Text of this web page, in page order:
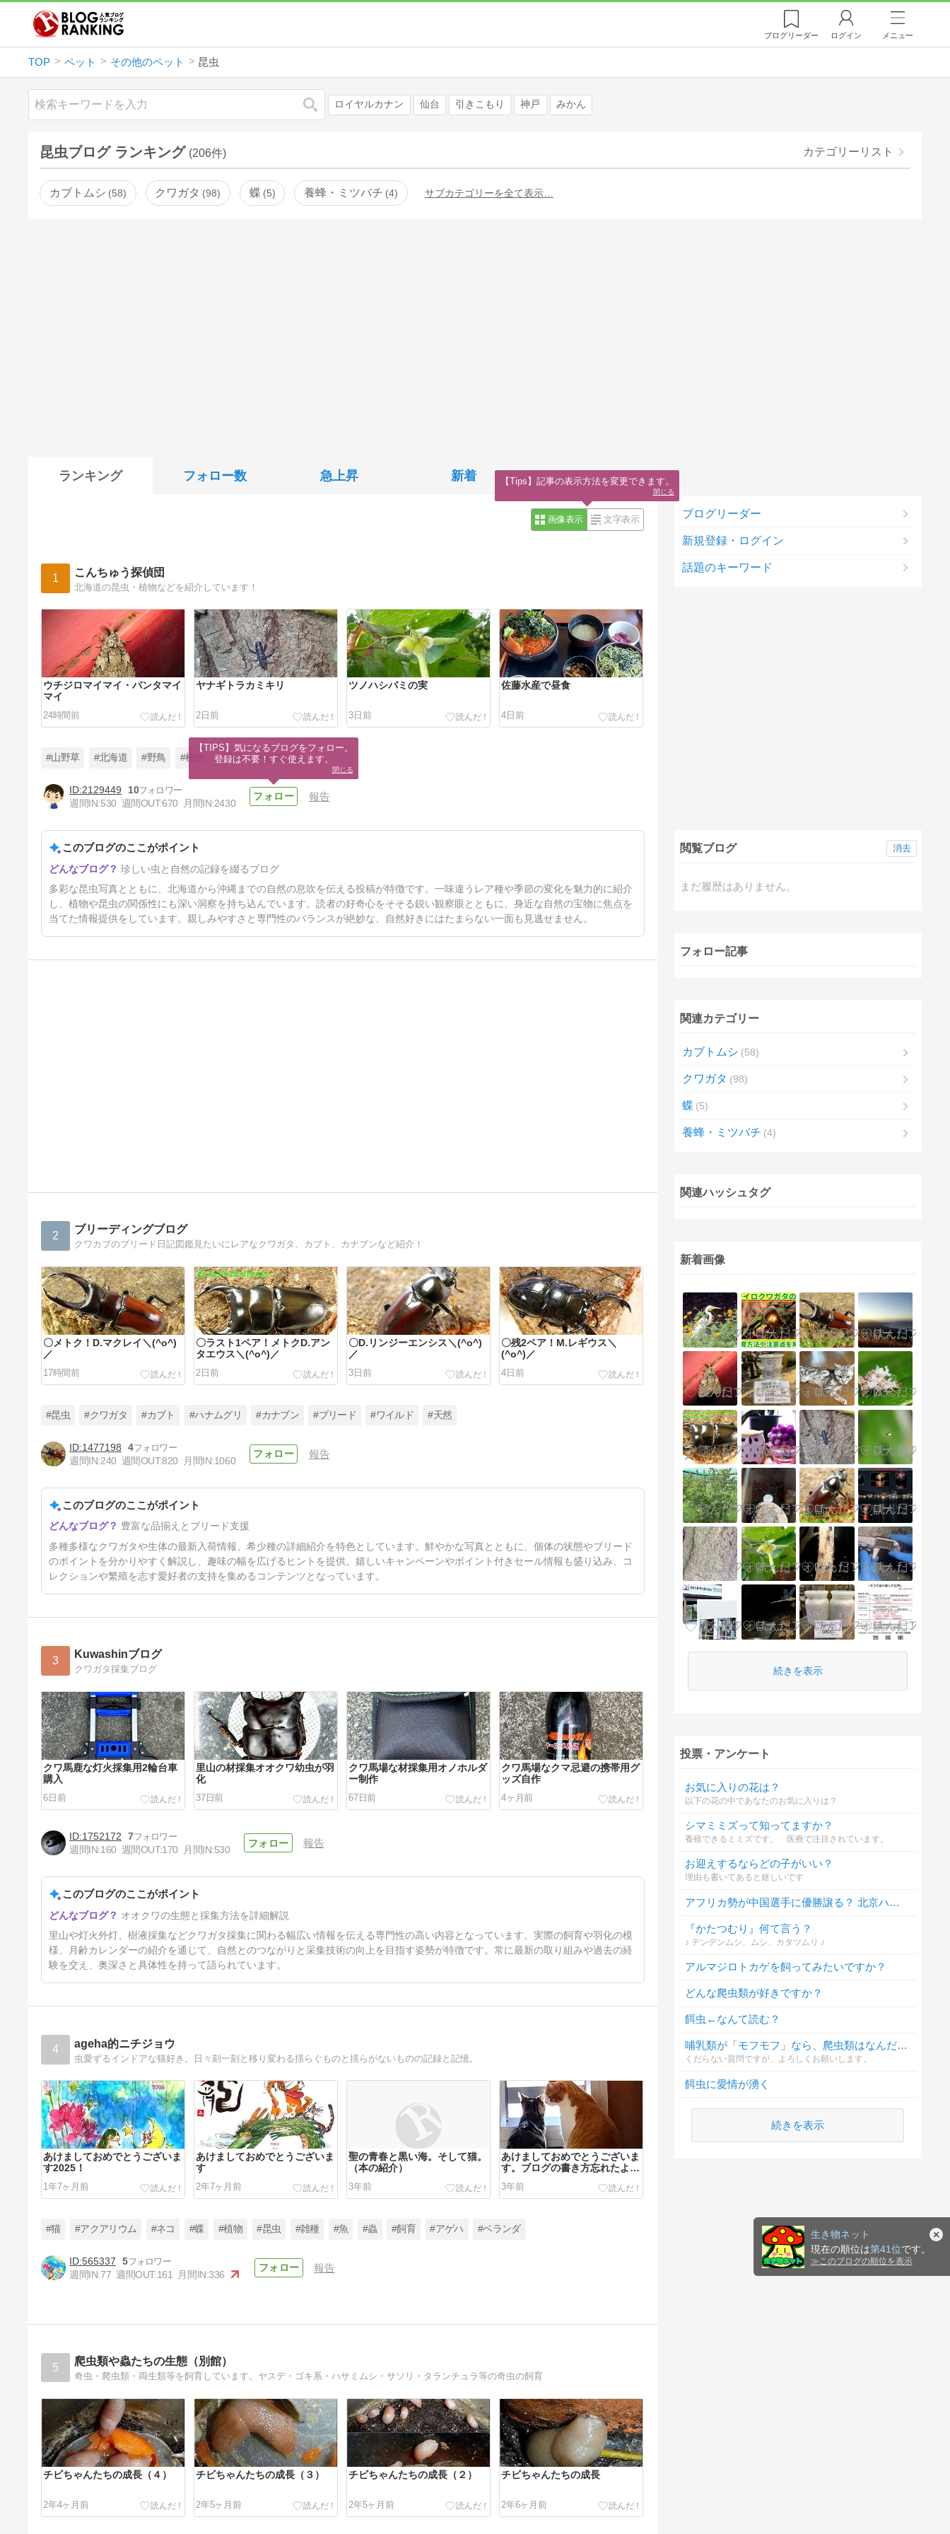
生き物ネット
現在の順位は第41位です。
≫ このブログの順位を表示
ブログリーダー ログイン メニュー
TOP ペット その他のペット 昆虫
検索 ロイヤルカナン 仙台 引きこもり 神戸 みかん
昆虫ブログ ランキング (206件) カテゴリーリスト
カブトムシ 58 クワガタ 98 蝶 5 養蜂・ミツバチ 4 サブカテゴリーを全て表示…
ランキング フォロー数 急上昇 新着
画像表示 文字表示
1 こんちゅう探偵団
北海道の昆虫・植物などを紹介しています！
ウチジロマイマイ・バンタマイ
マイ
24時間前
ヤナギトラカミキリ
2日前
ツノハシバミの実
3日前
佐藤水産で昼食
4日前
5日前
#山野草 #北海道 #野鳥 #植物 #昆虫 #昆虫写真
2129449
10
週間IN:530 週間OUT:670 月間IN:2430
報告
このブログのここがポイント
珍しい虫と自然の記録を綴るブログ
多彩な昆虫写真とともに、北海道から沖縄までの自然の息吹を伝える投稿が特徴です。一味違うレア種や季節の変化を魅力的に紹介
し、植物や昆虫の関係性にも深い洞察を持ち込んでいます。読者の好奇心をそそる鋭い観察眼とともに、身近な自然の宝物に焦点を
当てた情報提供をしています。親しみやすさと専門性のバランスが絶妙な、自然好きにはたまらない一面も見逃せません。
2 ブリーディングブログ
クワカブのブリード日記図鑑見たいにレアなクワガタ、カブト、カナブンなど紹介！
〇メトク！D.マクレイ＼(^o^)
／
17時間前
〇ラスト1ペア！メトクD.アン
タエウス＼(^o^)／
2日前
〇D.リンジーエンシス＼(^o^)
／
3日前
〇残2ペア！M.レギウス＼
(^o^)／
4日前
5日前
#昆虫 #クワガタ #カブト #ハナムグリ #カナブン #ブリード #ワイルド #天然
1477198
4
週間IN:240 週間OUT:820 月間IN:1060
報告
このブログのここがポイント
豊富な品揃えとブリード支援
多種多様なクワガタや生体の最新入荷情報、希少種の詳細紹介を特色としています。鮮やかな写真とともに、個体の状態やブリード
のポイントを分かりやすく解説し、趣味の幅を広げるヒントを提供。嬉しいキャンペーンやポイント付きセール情報も盛り込み、コ
レクションや繁殖を志す愛好者の支持を集めるコンテンツとなっています。
3 Kuwashinブログ
クワガタ採集ブログ
クワ馬鹿な灯火採集用2輪台車
購入
6日前
里山の材採集オオクワ幼虫が羽
化
37日前
クワ馬場な材採集用オノホルダ
ー制作
67日前
クワ馬場なクマ忌避の携帯用グ
ッズ自作
4ヶ月前
moon age『月齢カレンダー』
2026/08月 ・9月・10月
5ヶ月前
1752172
7
週間IN:160 週間OUT:170 月間IN:530
報告
このブログのここがポイント
オオクワの生態と採集方法を詳細解説
里山や灯火外灯、樹液採集などクワガタ採集に関わる幅広い情報を伝える専門性の高い内容となっています。実際の飼育や羽化の模
様、月齢カレンダーの紹介を通じて、自然とのつながりと采集技術の向上を目指す姿勢が特徴です。常に最新の取り組みや過去の経
験を交え、奥深さと具体性を持って語られています。
4 ageha的ニチジョウ
虫愛ずるインドアな猫好き。日々刻一刻と移り変わる揺らぐものと揺らがないものの記録と記憶。
あけましておめでとうございま
す2025！
1年7ヶ月前
あけましておめでとうございま
す
2年7ヶ月前
聖の青春と黒い海。そして猫。
（本の紹介）
3年前
あけましておめでとうございま
す。ブログの書き方忘れたよ
ー！
3年前
4年前
#猫 #アクアリウム #ネコ #蝶 #植物 #昆虫 #雑種 #魚 #蟲 #飼育 #アゲハ #ベランダ
565337
5
週間IN:77 週間OUT:161 月間IN:336
報告
5 爬虫類や蟲たちの生態（別館）
奇虫・爬虫類・両生類等を飼育しています。ヤスデ・ゴキ系・ハサミムシ・サソリ・タランチュラ等の奇虫の飼育
チビちゃんたちの成長（４）
2年4ヶ月前
チビちゃんたちの成長（３）
2年5ヶ月前
チビちゃんたちの成長（２）
2年5ヶ月前
チビちゃんたちの成長
2年6ヶ月前
ブログリーダー
新規登録・ログイン
話題のキーワード
閲覧ブログ
まだ履歴はありません。
消去
フォロー記事
関連カテゴリー
カブトムシ 58
クワガタ 98
蝶 5
養蜂・ミツバチ 4
関連ハッシュタグ
新着画像
続きを表示
投票・アンケート
お気に入りの花は？
以下の花の中であなたのお気に入りは？
シマミミズって知ってますか？
養殖できるミミズです。 医療で注目されています。
お迎えするならどの子がいい？
理由も書いてあると嬉しいです
アフリカ勢が中国選手に優勝譲る？ 北京ハーフマラソン調査へ、どう思いますか？
『かたつむり』何て言う？
♪ デンデンムシ、ムシ、カタツムリ ♪
アルマジロトカゲを飼ってみたいですか？
どんな爬虫類が好きですか？
餌虫←なんて読む？
哺乳類が「モフモフ」なら、爬虫類はなんだと思いますか？
くだらない質問ですが、よろしくお願いします。
餌虫に愛情が湧く
続きを表示
【TIPS】気になるブログをフォロー。
登録は不要！すぐ使えます。
閉じる
【Tips】記事の表示方法を変更できます。
閉じる